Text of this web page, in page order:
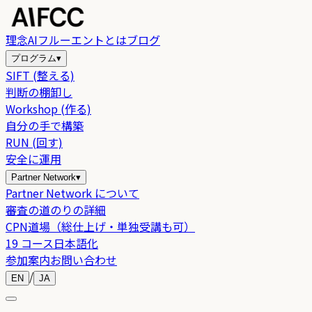
理念AIフルーエントとはブログ
プログラム▾
SIFT (整える)
判断の棚卸し
Workshop (作る)
自分の手で構築
RUN (回す)
安全に運用
Partner Network▾
Partner Network について
審査の道のりの詳細
CPN道場（総仕上げ・単独受講も可）
19 コース日本語化
参加案内お問い合わせ
EN / JA